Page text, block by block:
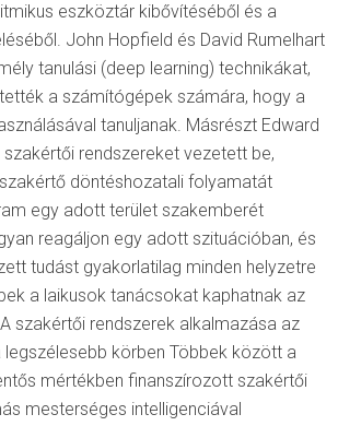
eszköztár kibővítéséből és a
John Hopfield és David Rumelhart
tanulási (deep learning) technikákat,
a számítógépek számára, hogy a
tanuljanak. Másrészt Edward
szakértői rendszereket vezetett be,
döntéshozatali folyamatát
egy adott terület szakemberét
reagáljon egy adott szituációban, és
tudást gyakorlatilag minden helyzetre
a laikusok tanácsokat kaphatnak az
szakértői rendszerek alkalmazása az
legszélesebb körben Többek között a
mértékben finanszírozott szakértői
mesterséges intelligenciával